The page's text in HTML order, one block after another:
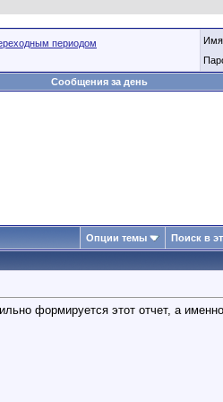
периодом Имя
Сообщения за день
Опции темы Поиск в
формируется этот отчет, а